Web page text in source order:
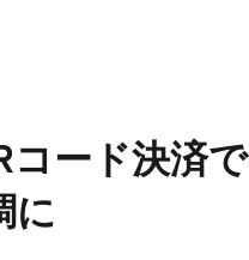
コード決済で
に